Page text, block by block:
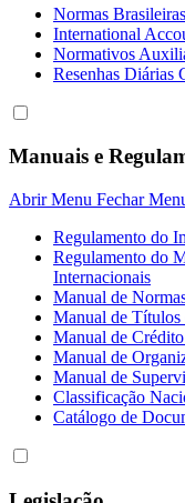
Normas
International
Normativos
Resenhas Diárias
Manuais e
Abrir Menu Fechar
Regulamento do
Regulamento do
Internacionais
Manual de
Manual de
Manual de
Manual de
Manual de
Classificação
Catálogo de